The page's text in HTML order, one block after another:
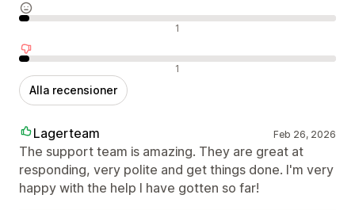
Neutrala recensioner 1
Negativa recensioner 1
Alla recensioner
Lagerteam Feb 26, 2026
The support team is amazing. They are great at
responding, very polite and get things done. I'm very
happy with the help I have gotten so far!